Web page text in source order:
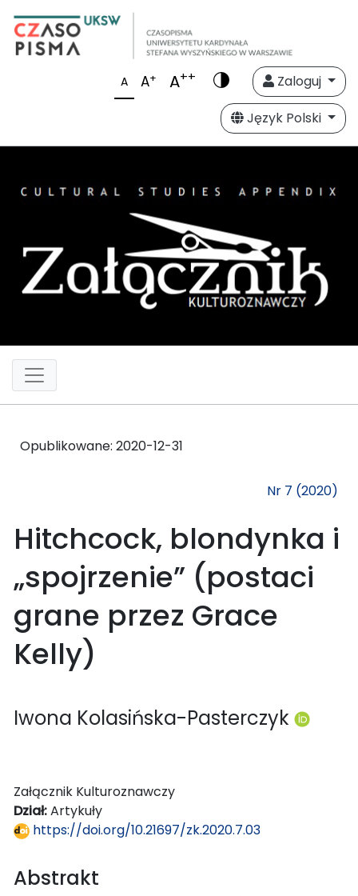
A A+ A++
Zaloguj
Język Polski
Opublikowane: 2020-12-31
Nr 7 (2020)
Hitchcock, blondynka i
„spojrzenie” (postaci
grane przez Grace
Kelly)
Iwona Kolasińska-Pasterczyk
Załącznik Kulturoznawczy
Dział:Artykuły
https://doi.org/10.21697/zk.2020.7.03
Abstrakt